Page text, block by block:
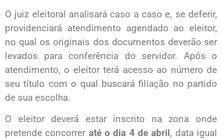
O juiz eleitoral analisará caso a caso e, se deferir,
providenciará atendimento agendado ao eleitor,
no qual os originais dos documentos deverão ser
levados para conferência do servidor. Após o
atendimento, o eleitor terá acesso ao número de
seu título com o qual buscará filiação no partido
de sua escolha.
O eleitor deverá estar inscrito na zona onde
pretende concorrer até o dia 4 de abril, data igual